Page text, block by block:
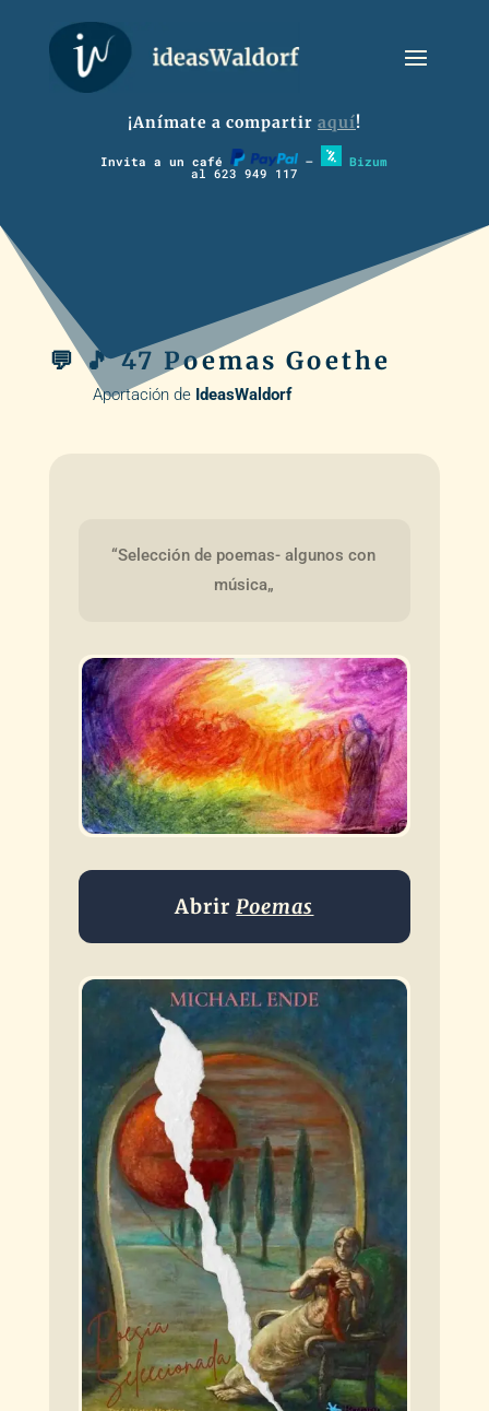
¡Anímate a compartir aquí!
Invita a un café – Bizum
al 623 949 117
💬 🎵 47 Poemas Goethe
Aportación de IdeasWaldorf
“Selección de poemas- algunos con
música„
AbrirPoemas